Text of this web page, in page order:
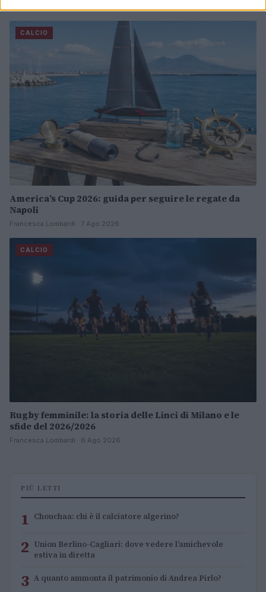
CALCIO
America’s Cup 2026: guida per seguire le regate da
Napoli
Francesca Lombardi · 7 Ago 2026
CALCIO
Rugby femminile: la storia delle Linci di Milano e le
sfide del 2026/2026
Francesca Lombardi · 6 Ago 2026
PIÙ LETTI
1 Chouchaa: chi è il calciatore algerino?
2 Union Berlino-Cagliari: dove vedere l’amichevole
estiva in diretta
3 A quanto ammonta il patrimonio di Andrea Pirlo?